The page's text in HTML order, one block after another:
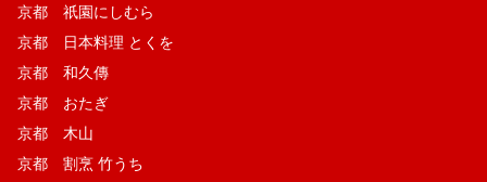
京都 祇園にしむら
京都 日本料理 とくを
京都 和久傳
京都 おたぎ
京都 木山
京都 割烹 竹うち